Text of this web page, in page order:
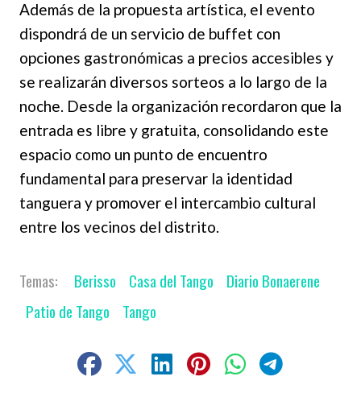
Además de la propuesta artística, el evento
dispondrá de un servicio de buffet con
opciones gastronómicas a precios accesibles y
se realizarán diversos sorteos a lo largo de la
noche. Desde la organización recordaron que la
entrada es libre y gratuita, consolidando este
espacio como un punto de encuentro
fundamental para preservar la identidad
tanguera y promover el intercambio cultural
entre los vecinos del distrito.
Berisso Casa del Tango
Diario Bonaerene
Patio de Tango
Tango